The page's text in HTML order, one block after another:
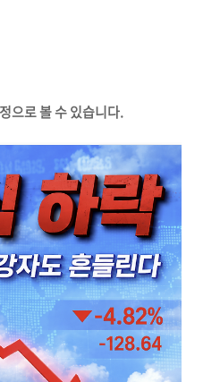
으로 볼 수 있습니다.